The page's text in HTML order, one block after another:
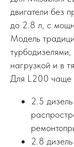
двигатели без
до 2.8 л, с
Модель
нагрузкой и в
Для L200 чаще
2.5
2.8